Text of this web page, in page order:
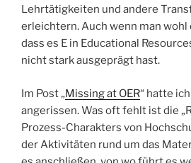
Lehrtätigkeiten und andere
erleichtern. Auch wenn man wohl
dass es E in Educational
nicht stark ausgeprägt hast.
Im Post „Missing at OER“ hatte
angerissen. Was oft fehlt ist die
Prozess-Charakters von
der Aktivitäten rund um das